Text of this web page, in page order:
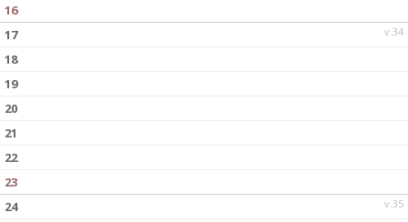
16
v.34
17
18
19
20
21
22
23
v.35
24